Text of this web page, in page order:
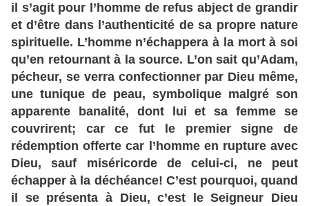
il s’agit pour l’homme de refus abject de grandir
et d’être dans l’authenticité de sa propre nature
spirituelle. L’homme n’échappera à la mort à soi
qu’en retournant à la source. L’on sait qu’Adam,
pécheur, se verra confectionner par Dieu même,
une tunique de peau, symbolique malgré son
apparente banalité, dont lui et sa femme se
couvrirent; car ce fut le premier signe de
rédemption offerte car l’homme en rupture avec
Dieu, sauf miséricorde de celui-ci, ne peut
échapper à la déchéance! C’est pourquoi, quand
il se présenta à Dieu, c’est le Seigneur Dieu